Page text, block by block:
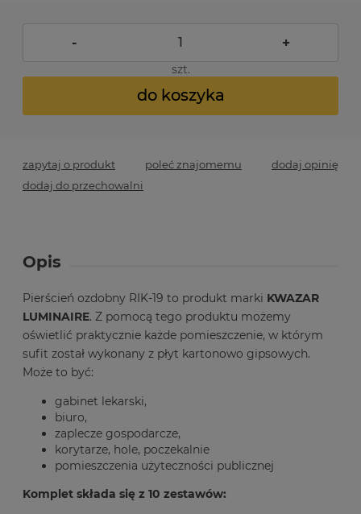
- +
szt.
do koszyka
zapytaj o produkt poleć znajomemu
dodaj opinię
dodaj do przechowalni
Opis
Pierścień ozdobny RIK-19 to produkt marki KWAZAR
LUMINAIRE. Z pomocą tego produktu możemy
oświetlić praktycznie każde pomieszczenie, w którym
sufit został wykonany z płyt kartonowo gipsowych.
Może to być:
gabinet lekarski,
biuro,
zaplecze gospodarcze,
korytarze, hole, poczekalnie
pomieszczenia użyteczności publicznej
Komplet składa się z 10 zestawów: